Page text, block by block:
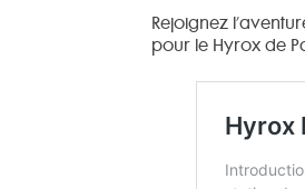
Rejoignez
pour le Hyrox de